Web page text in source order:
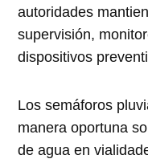
autoridades
supervisión,
dispositivos
Los semáforos
manera oportuna
de agua en